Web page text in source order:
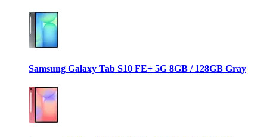
Samsung Galaxy Tab S10 FE+ 5G 8GB / 128GB Gray